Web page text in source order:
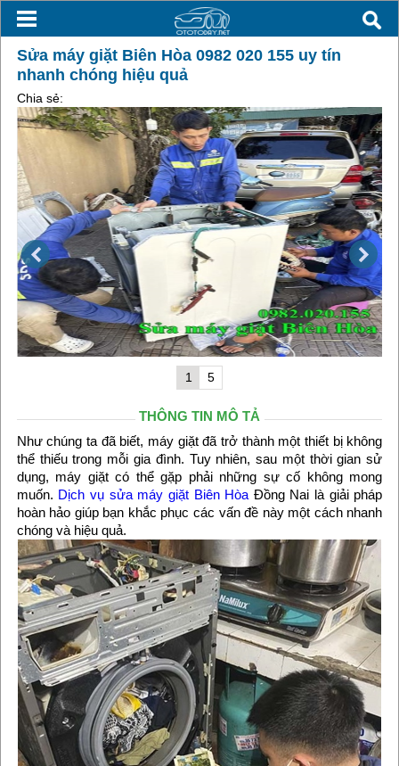
Sửa máy giặt Biên Hòa 0982 020 155 uy tín
nhanh chóng hiệu quả
Chia sẻ:
1 5
THÔNG TIN MÔ TẢ
Như chúng ta đã biết, máy giặt đã trở thành một thiết bị không
thể thiếu trong mỗi gia đình. Tuy nhiên, sau một thời gian sử
dụng, máy giặt có thể gặp phải những sự cố không mong
muốn. Dịch vụ sửa máy giặt Biên Hòa Đồng Nai là giải pháp
hoàn hảo giúp bạn khắc phục các vấn đề này một cách nhanh
chóng và hiệu quả.